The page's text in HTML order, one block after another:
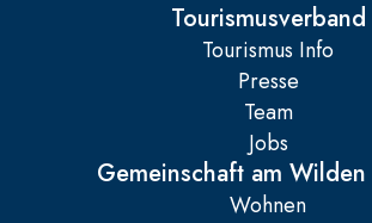
Tourismusverband
Tourismus Info
Presse
Team
Jobs
Gemeinschaft am
Wohnen